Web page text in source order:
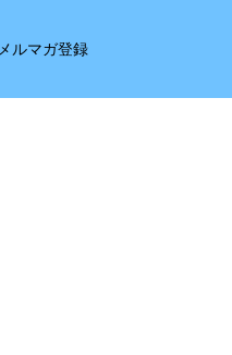
メルマガ登録